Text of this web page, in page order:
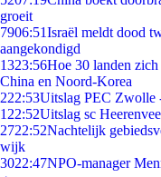
groeit
7906:51Israël meldt dood
aangekondigd
1323:56Hoe 30 landen
China en Noord-Korea
222:53Uitslag PEC Zwolle
1 22:52Uitslag sc
2722:52Nachtelijk
wijk
3022:47NPO-manager